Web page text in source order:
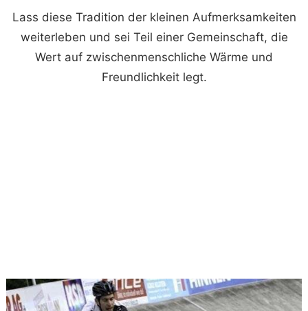
Lass diese Tradition der kleinen Aufmerksamkeiten
weiterleben und sei Teil einer Gemeinschaft, die
Wert auf zwischenmenschliche Wärme und
Freundlichkeit legt.